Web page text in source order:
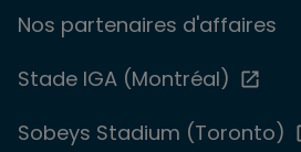
Nos partenaires d'affaires
Stade IGA (Montréal)
Sobeys Stadium (Toronto)